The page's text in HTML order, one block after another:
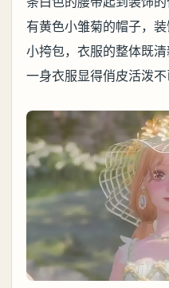
有黄色小雏菊的帽子，
小挎包，衣服的整体既
一身衣服显得俏皮活泼不